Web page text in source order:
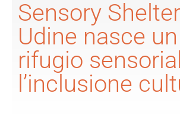
Sensory
Udine nasce un
rifugio
l’inclusione